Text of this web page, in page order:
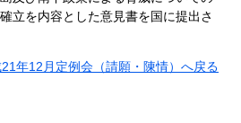
立を内容とした意見書を国に提出さ
年12月定例会（請願・陳情）へ戻る